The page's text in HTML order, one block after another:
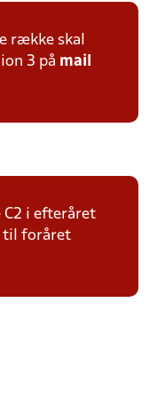
række skal
3 på mail
C2 i efteråret
til foråret